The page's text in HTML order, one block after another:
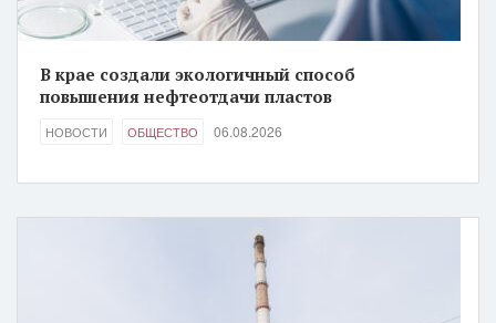
В крае создали экологичный способ
повышения нефтеотдачи пластов
НОВОСТИ ОБЩЕСТВО 06.08.2026